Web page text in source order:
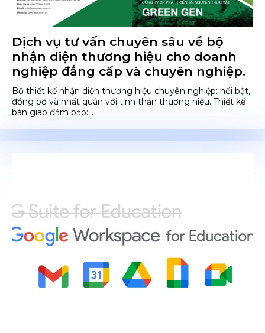
Dịch vụ tư vấn chuyên sâu về bộ
nhận diện thương hiệu cho doanh
nghiệp đẳng cấp và chuyên nghiệp.
Bộ thiết kế nhận diện thương hiệu chuyên nghiệp: nổi bật,
đồng bộ và nhất quán với tinh thần thương hiệu. Thiết kế
bàn giao đảm bảo:...